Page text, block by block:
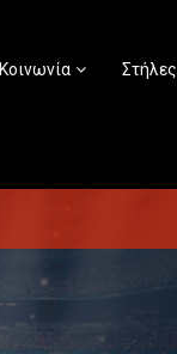
Κοινωνία Στήλες